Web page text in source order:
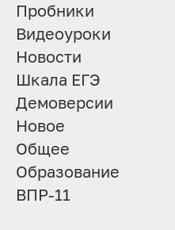
Пробники
Видеоуроки
Новости
Шкала ЕГЭ
Демоверсии
Новое
Общее
Образование
ВПР-11